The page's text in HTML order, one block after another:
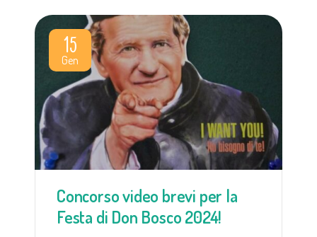
15
Gen
Concorso video brevi per la
Festa di Don Bosco 2024!